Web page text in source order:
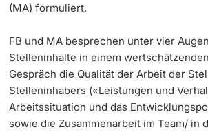
(MA) formuliert.
FB und MA besprechen unter vier
Stelleninhalte in einem
Gespräch die Qualität der Arbeit der
Stelleninhabers («Leistungen und
Arbeitssituation und das
sowie die Zusammenarbeit im Team/ in